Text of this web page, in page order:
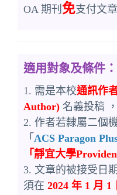
OA 期刊 免支付文
適用對象及條件：
1. 需是本校通訊作
Author) 名義投稿
2. 作者若隸屬二個
「 ACS Paragon
「靜宜大學
3. 文章的被接受日
須在 2024 年 1 月 1